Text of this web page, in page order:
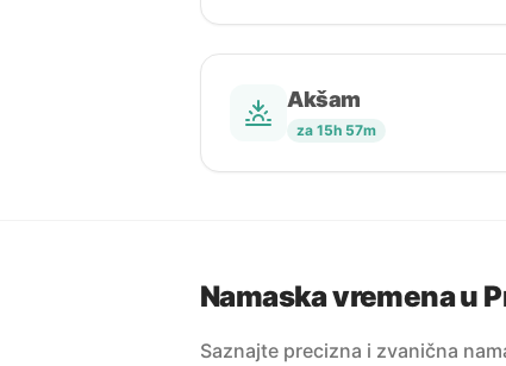
Akšam
za 15h 57m
Namaska vremena u
Saznajte precizna i zvanična